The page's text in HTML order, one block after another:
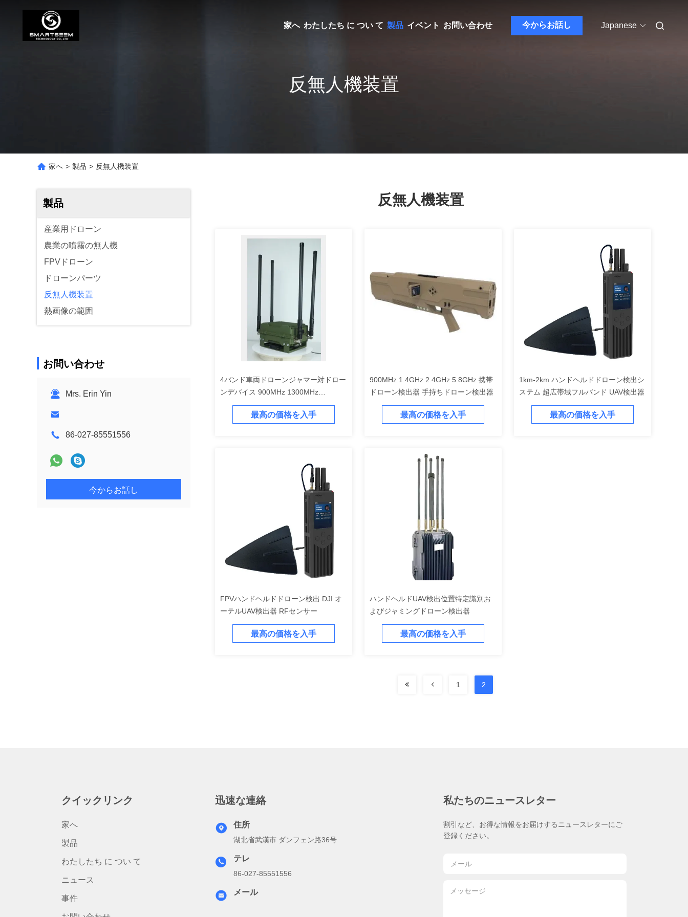
家へ わたしたち に つい て 製品 イベント お問い合わせ 今からお話し Japanese
反無人機装置
家へ > 製品 > 反無人機装置
製品
産業用ドローン
農業の噴霧の無人機
FPVドローン
ドローンパーツ
反無人機装置
熱画像の範囲
お問い合わせ
Mrs. Erin Yin
86-027-85551556
今からお話し
反無人機装置
4バンド車両ドローンジャマー対ドロー
ンデバイス 900MHz 1300MHz
2400MHz 5800MHz
最高の価格を入手
900MHz 1.4GHz 2.4GHz 5.8GHz 携帯
ドローン検出器 手持ちドローン検出器
最高の価格を入手
1km-2km ハンドヘルドドローン検出シ
ステム 超広帯域フルバンド UAV検出器
最高の価格を入手
FPVハンドヘルドドローン検出 DJI オ
ーテルUAV検出器 RFセンサー
最高の価格を入手
ハンドヘルドUAV検出位置特定識別お
よびジャミングドローン検出器
最高の価格を入手
1 2
クイックリンク
家へ
製品
わたしたち に つい て
ニュース
事件
迅速な連絡
住所
湖北省武漢市 ダンフェン路36号
テレ
86-027-85551556
メール
私たちのニュースレター
割引など、お得な情報をお届けするニュースレターにご
登録ください。